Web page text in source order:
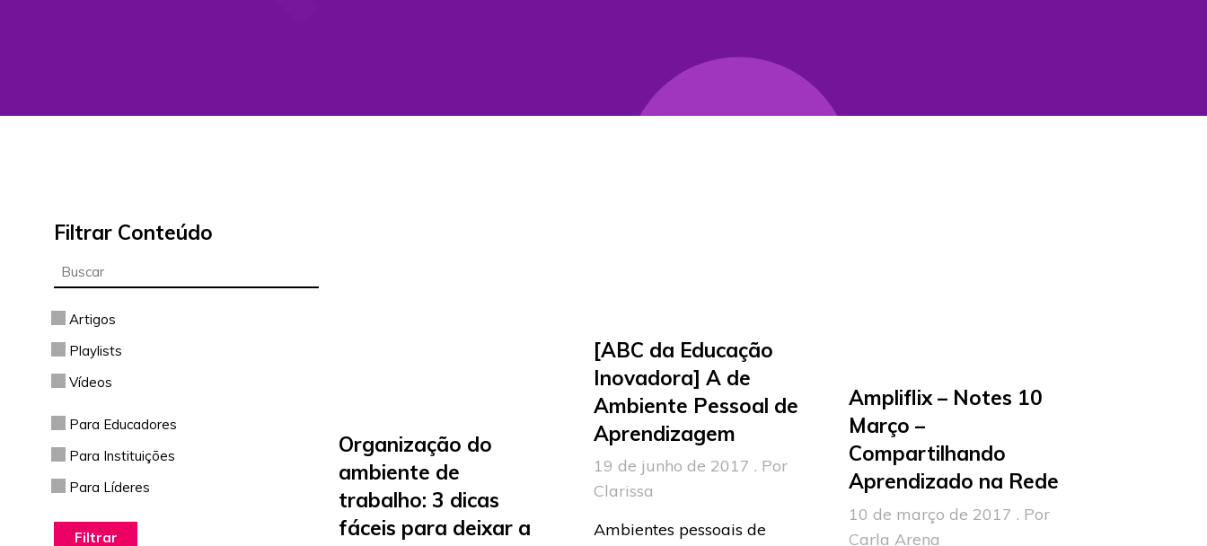
Filtrar Conteúdo
Artigos
Playlists
Vídeos
Para Educadores
Para Instituições
Para Líderes
Organização do
ambiente de
trabalho: 3 dicas
fáceis para deixar a
[ABC da Educação
Inovadora] A de
Ambiente Pessoal de
Aprendizagem
19 de junho de 2017 . Por
Clarissa
Ambientes pessoais de
Ampliflix – Notes 10
Março –
Compartilhando
Aprendizado na Rede
10 de março de 2017 . Por
Carla Arena